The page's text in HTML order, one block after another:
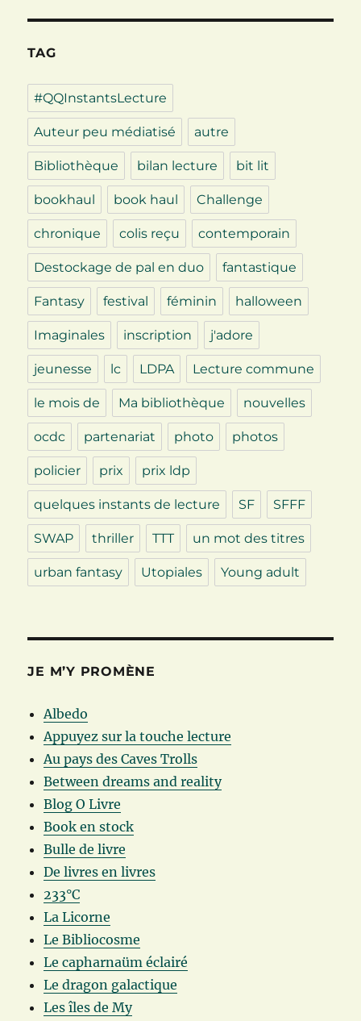
TAG
#QQInstantsLecture
Auteur peu médiatisé autre
Bibliothèque bilan lecture bit lit
bookhaul book haul Challenge
chronique colis reçu contemporain
Destockage de pal en duo fantastique
Fantasy festival féminin halloween
Imaginales inscription j'adore
jeunesse lc LDPA Lecture commune
le mois de Ma bibliothèque nouvelles
ocdc partenariat photo photos
policier prix prix ldp
quelques instants de lecture SF SFFF
SWAP thriller TTT un mot des titres
urban fantasy Utopiales Young adult
JE M’Y PROMÈNE
Albedo
Appuyez sur la touche lecture
Au pays des Caves Trolls
Between dreams and reality
Blog O Livre
Book en stock
Bulle de livre
De livres en livres
233°C
La Licorne
Le Bibliocosme
Le capharnaüm éclairé
Le dragon galactique
Les îles de My